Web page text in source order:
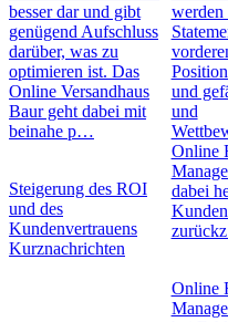
besser dar und gibt
genügend Aufschluss
darüber, was zu
optimieren ist. Das
Online Versandhaus
Baur geht dabei mit
beinahe p…
Steigerung des ROI
und des
Kundenvertrauens
Kurznachrichten
werden
und
und
Online
dabei
Online